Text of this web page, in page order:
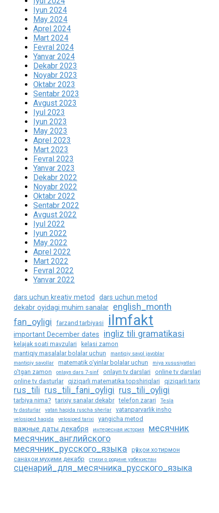
Iyun 2024
May 2024
Aprel 2024
Mart 2024
Fevral 2024
Yanvar 2024
Dekabr 2023
Noyabr 2023
Oktabr 2023
Sentabr 2023
Avgust 2023
Iyul 2023
Iyun 2023
May 2023
Aprel 2023
Mart 2023
Fevral 2023
Yanvar 2023
Dekabr 2022
Noyabr 2022
Oktabr 2022
Sentabr 2022
Avgust 2022
Iyul 2022
Iyun 2022
May 2022
Aprel 2022
Mart 2022
Fevral 2022
Yanvar 2022
dars uchun kreativ metod
dars uchun metod
dekabr oyidagi muhim sanalar
english_month
fan_oyligi
farzand tarbiyasi ilmfakt
important December dates ingliz tili gramatikasi
kelajak soati mavzulari
kelasi zamon
mantiqiy masalalar bolalar uchun
mantiqiy savol javoblar
mantiqiy savollar
matematik o‘yinlar bolalar uchun miya xususiyatlari
o'tgan zamon onlayn dars 7-sinf onlayn tv darslari
online tv darslari
online tv dasturlar qiziqarli matematika topshiriqlari qiziqarli tarix
rus_tili rus_tili_fani_oyligi rus_tili_oyligi
tarbiya nima? tarixiy sanalar dekabr telefon zarari
Tesla
tv dasturlar
vatan haqida ruscha sherlar vatanparvarlik insho
velosiped haqida velosiped tarixi yangicha metod
важные даты декабря интересная история
месячник
месячник_английского
месячник_русского_языка
рӯзҳои хотирмон
санаҳои муҳими декабр
стихи о родине узбекистан
сценарий_для_месячника_русского_языка